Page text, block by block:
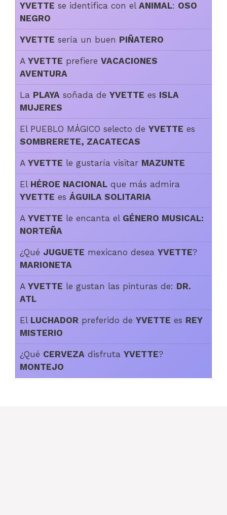
YVETTE se identifica con el ANIMAL: OSO
NEGRO
YVETTE sería un buen PIÑATERO
A YVETTE prefiere VACACIONES
AVENTURA
La PLAYA soñada de YVETTE es ISLA
MUJERES
El PUEBLO MÁGICO selecto de YVETTE es
SOMBRERETE, ZACATECAS
A YVETTE le gustaría visitar MAZUNTE
El HÉROE NACIONAL que más admira
YVETTE es ÁGUILA SOLITARIA
A YVETTE le encanta el GÉNERO MUSICAL:
NORTEÑA
¿Qué JUGUETE mexicano desea YVETTE?
MARIONETA
A YVETTE le gustan las pinturas de: DR.
ATL
El LUCHADOR preferido de YVETTE es REY
MISTERIO
¿Qué CERVEZA disfruta YVETTE?
MONTEJO